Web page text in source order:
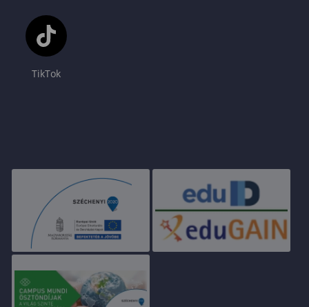
TikTok